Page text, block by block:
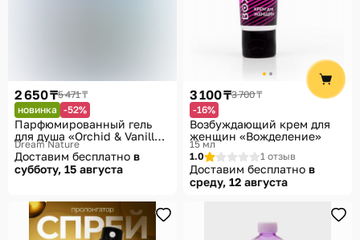
2 650 ₸5 471 ₸
новинка -52%
Парфюмированный гель
для душа «Orchid & Vanilla
& Amber»
Dream Nature
Доставим бесплатно в
субботу, 15 августа
3 100 ₸3 700 ₸
-16%
Возбуждающий крем для
женщин «Вожделение»
15 мл
1.0
1 отзыв
Доставим бесплатно в
среду, 12 августа